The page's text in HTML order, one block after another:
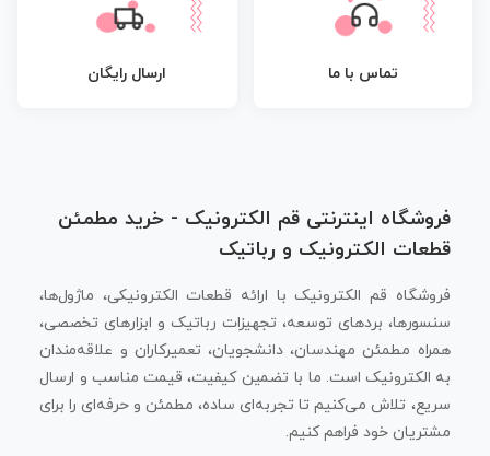
تماس با ما ارسال رایگان
فروشگاه اینترنتی قم الکترونیک - خرید مطمئن
قطعات الکترونیک و رباتیک
فروشگاه قم الکترونیک با ارائه قطعات الکترونیکی، ماژول‌ها،
سنسورها، بردهای توسعه، تجهیزات رباتیک و ابزارهای تخصصی،
همراه مطمئن مهندسان، دانشجویان، تعمیرکاران و علاقه‌مندان
به الکترونیک است. ما با تضمین کیفیت، قیمت مناسب و ارسال
سریع، تلاش می‌کنیم تا تجربه‌ای ساده، مطمئن و حرفه‌ای را برای
مشتریان خود فراهم کنیم.